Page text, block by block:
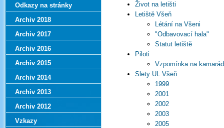
Život na letišti
Letiště Všeň
Létání na Všeni
"Odbavovací hala"
Statut letiště
Piloti
Vzpomínka na
Slety UL Všeň
1999
2001
2002
2003
2005
Odkazy na stránky
Archiv 2018
Archiv 2017
Archiv 2016
Archiv 2015
Archiv 2014
Archiv 2013
Archiv 2012
Vzkazy